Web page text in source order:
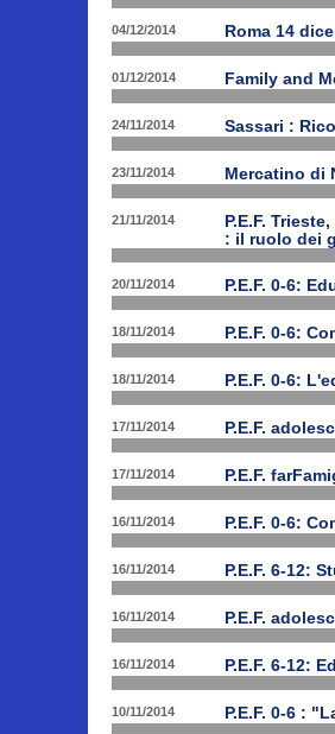
04/12/2014 Roma 14
01/12/2014 Family and
24/11/2014 Sassari :
23/11/2014 Mercatino di
21/11/2014
P.E.F.
: il ruolo dei
20/11/2014 P.E.F. 0-6:
18/11/2014 P.E.F. 0-6:
18/11/2014 P.E.F. 0-6:
17/11/2014 P.E.F.
17/11/2014 P.E.F.
16/11/2014 P.E.F. 0-6:
16/11/2014 P.E.F. 6-12:
16/11/2014 P.E.F.
16/11/2014 P.E.F. 6-12:
10/11/2014 P.E.F. 0-6 :